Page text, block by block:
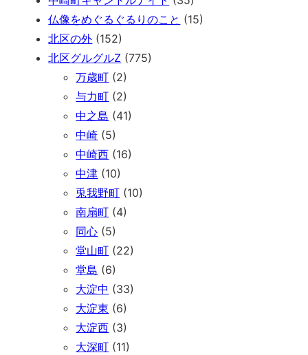
仏像をめぐるぐるりのこと (15)
北区の外 (152)
北区グルグルZ (775)
万歳町 (2)
与力町 (2)
中之島 (41)
中崎 (5)
中崎西 (16)
中津 (10)
兎我野町 (10)
南扇町 (4)
同心 (5)
堂山町 (22)
堂島 (6)
大淀中 (33)
大淀東 (6)
大淀西 (3)
大深町 (11)